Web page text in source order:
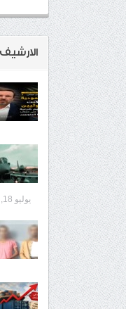
يوليو 18, 2026